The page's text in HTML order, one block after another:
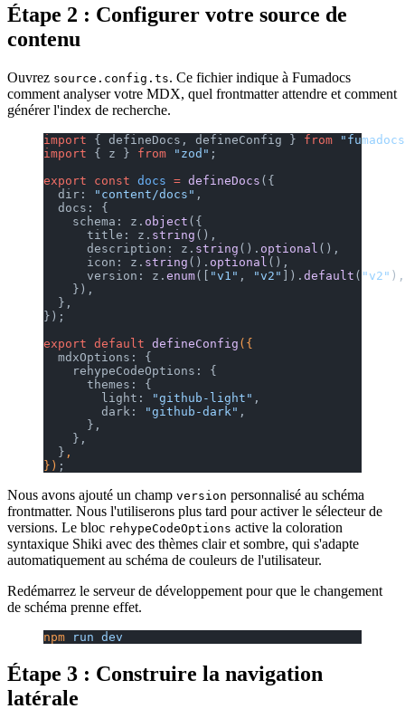
Étape 2 : Configurer votre source de
contenu
Ouvrez source.config.ts. Ce fichier indique à Fumadocs
comment analyser votre MDX, quel frontmatter attendre et comment
générer l'index de recherche.
import { defineDocs, defineConfig } from
import { z } from "zod" ;
export const docs = defineDocs ({
  dir:
"content/docs" ,
  docs: {
    schema: z.
object ({
      title: z.
string (),
      description: z.
string (). optional (),
      icon: z.
string (). optional (),
      version: z.
enum([ "v1" , "v2" ]). default ( "v2" ),
    }),
  },
});
export default defineConfig ({
  mdxOptions: {
    rehypeCodeOptions: {
      themes: {
        light:
"github-light" ,
        dark:
"github-dark" ,
      },
    },
  }
,
}) ;
Nous avons ajouté un champ version personnalisé au schéma
frontmatter. Nous l'utiliserons plus tard pour activer le sélecteur de
versions. Le bloc rehypeCodeOptions active la coloration
syntaxique Shiki avec des thèmes clair et sombre, qui s'adapte
automatiquement au schéma de couleurs de l'utilisateur.
Redémarrez le serveur de développement pour que le changement
de schéma prenne effet.
npm run dev
Étape 3 : Construire la navigation
latérale